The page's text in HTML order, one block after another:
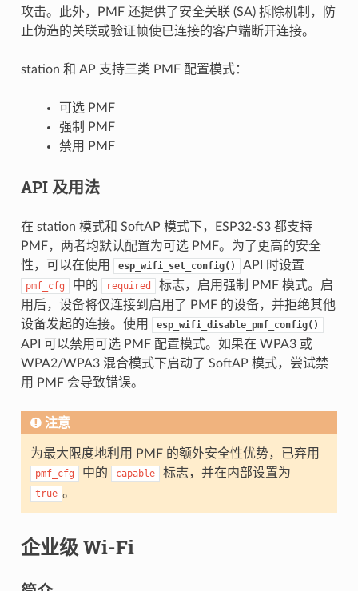
攻击。此外，PMF 还提供了安全关联 (SA) 拆除机制，防
止伪造的关联或验证帧使已连接的客户端断开连接。
station 和 AP 支持三类 PMF 配置模式：
可选 PMF
强制 PMF
禁用 PMF
API 及用法
在 station 模式和 SoftAP 模式下，ESP32-S3 都支持
PMF，两者均默认配置为可选 PMF。为了更高的安全
性，可以在使用
esp_wifi_set_config() API 时设置
pmf_cfg 中的 required
标志，启用强制 PMF 模式。启
用后，设备将仅连接到启用了 PMF 的设备，并拒绝其他
设备发起的连接。使用
esp_wifi_disable_pmf_config()
API 可以禁用可选 PMF 配置模式。如果在 WPA3 或
WPA2/WPA3 混合模式下启动了 SoftAP 模式，尝试禁
用 PMF 会导致错误。
注意
为最大限度地利用 PMF 的额外安全性优势，已弃用
pmf_cfg 中的 capable 标志，并在内部设置为
true 。
企业级 Wi-Fi